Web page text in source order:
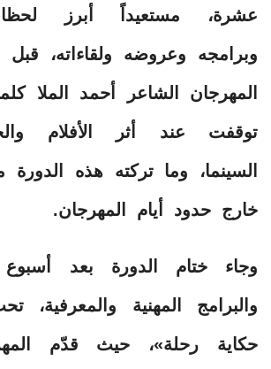
عشرة، مستعيداً أبرز
وبرامجه وعروضه ولقاءاته،
المهرجان الشاعر أحمد الملا
توقفت عند أثر الأفلام
السينما، وما تركته هذه
خارج حدود أيام المهرجان.
وجاء ختام الدورة بعد
والبرامج المهنية
حكاية رحلة»، حيث قدّم